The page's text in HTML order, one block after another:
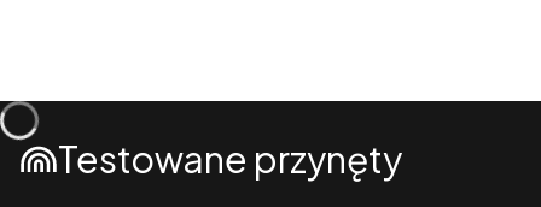
Testowane przynęty